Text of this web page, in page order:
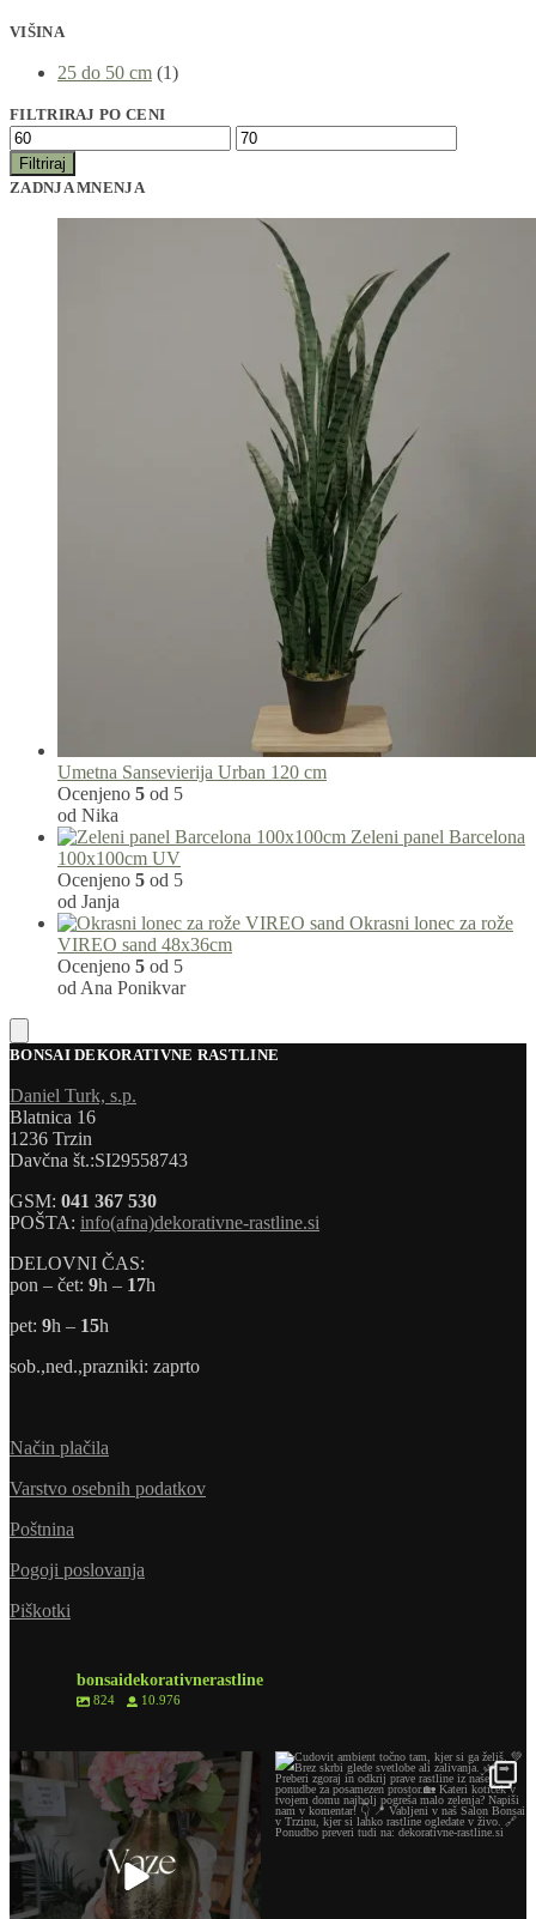
VIŠINA
25 do 50 cm (1)
FILTRIRAJ PO CENI
Filtriraj
ZADNJA MNENJA
Umetna Sansevierija Urban 120 cm
Ocenjeno 5 od 5
od Nika
Zeleni panel Barcelona
100x100cm UV
Ocenjeno 5 od 5
od Janja
Okrasni lonec za rože
VIREO sand 48x36cm
Ocenjeno 5 od 5
od Ana Ponikvar
BONSAI DEKORATIVNE RASTLINE
Daniel Turk, s.p.
Blatnica 16
1236 Trzin
Davčna št.:SI29558743
GSM: 041 367 530
POŠTA: info(afna)dekorativne-rastline.si
DELOVNI ČAS:
pon – čet: 9h – 17h
pet: 9h – 15h
sob.,ned.,prazniki: zaprto
Način plačila
Varstvo osebnih podatkov
Poštnina
Pogoji poslovanja
Piškotki
bonsaidekorativnerastline
824 10.976